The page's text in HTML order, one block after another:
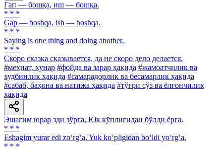
Гап — бошқа, иш — бошқа.
* * *
Gap — boshqa, ish — boshqa.
* * *
Saying is one thing and doing another.
* * *
Скоро сказка сказывается, да не скоро дело делается.
#меҳнат, ҳунар #фойда ва зарар ҳақида #жамоатчилик ва
худбинлик ҳақида #самарадорлик ва бесамарлик ҳақида
#сабаб, баҳона ва натижа ҳақида #тўғри сўз ва ёлғончилик
ҳақида
Эшагим юрар эди зўрға, Юк кўплигидан бўлди ёрға.
* * *
Eshagim yurar edi zo‘rg‘a, Yuk ko‘pligidan bo‘ldi yo‘rg‘a.